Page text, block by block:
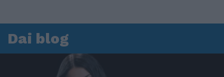
Dai blog